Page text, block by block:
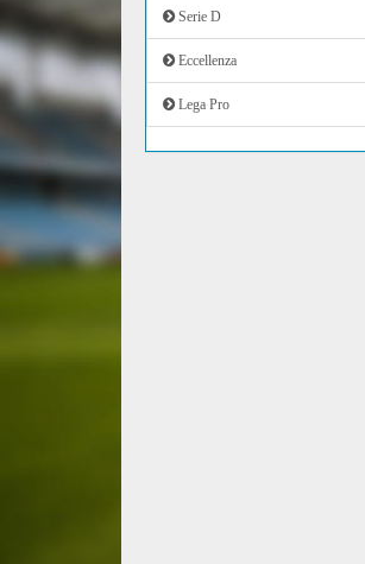
Serie D
Eccellenza
Lega Pro